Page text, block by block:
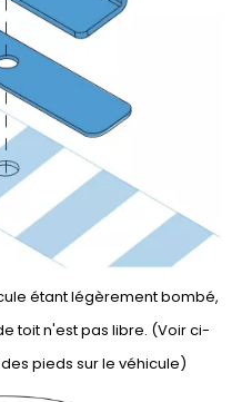
étant légèrement bombé,
toit n'est pas libre. (Voir ci-
pieds sur le véhicule)